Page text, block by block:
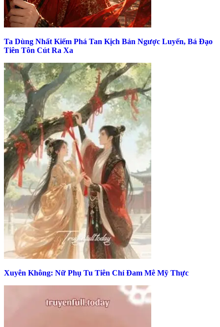
Ta Dùng Nhất Kiếm Phá Tan Kịch Bản Ngược Luyến, Bá Đạo
Tiên Tôn Cút Ra Xa
Xuyên Không: Nữ Phụ Tu Tiên Chỉ Đam Mê Mỹ Thực